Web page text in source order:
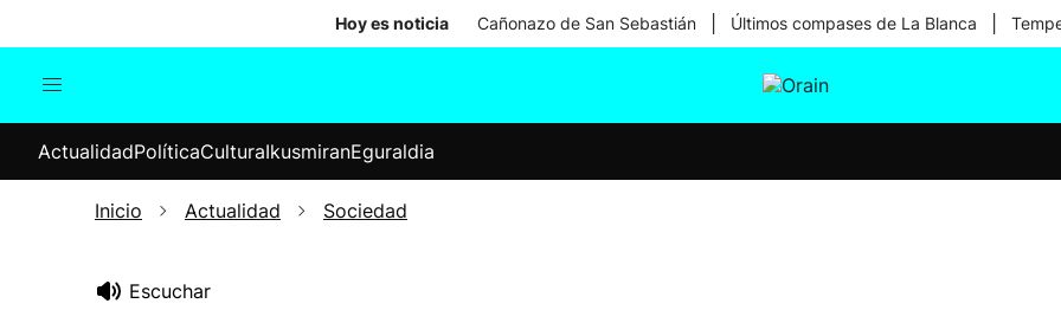
Hoy es noticia Cañonazo de San Sebastián Últimos compases de La Blanca
Internacional
Elecciones
ActualidadPolíticaCulturaIkusmiranEguraldia
Inicio Actualidad Sociedad
Escuchar